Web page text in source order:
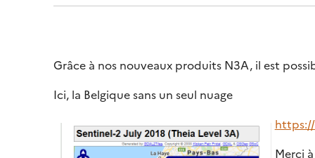
Grâce à nos nouveaux produits N3A, il est
Ici, la Belgique sans un seul nuage
Merci